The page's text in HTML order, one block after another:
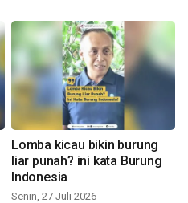
Lomba kicau bikin burung
liar punah? ini kata Burung
Indonesia
Senin, 27 Juli 2026